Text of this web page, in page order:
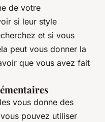
de votre
si leur style
et si vous
peut vous donner la
que vous avez fait
vous donne des
pouvez utiliser